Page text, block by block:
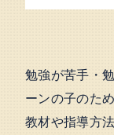
勉強が苦手・
ーンの子のた
教材や指導方